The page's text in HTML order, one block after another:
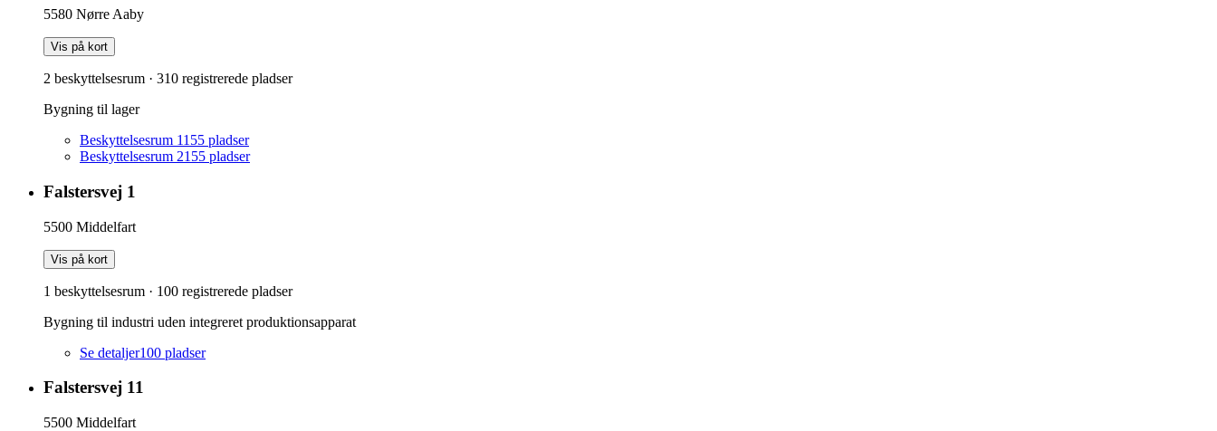
5580 Nørre Aaby
Vis på kort
2 beskyttelsesrum · 310 registrerede pladser
Bygning til lager
Beskyttelsesrum 1155 pladser
Beskyttelsesrum 2155 pladser
Falstersvej 1
5500 Middelfart
Vis på kort
1 beskyttelsesrum · 100 registrerede pladser
Bygning til industri uden integreret produktionsapparat
Se detaljer100 pladser
Falstersvej 11
5500 Middelfart